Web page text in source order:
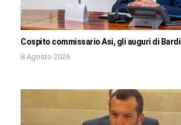
Cospito commissario Asi, gli auguri di Bardi
8 Agosto 2026